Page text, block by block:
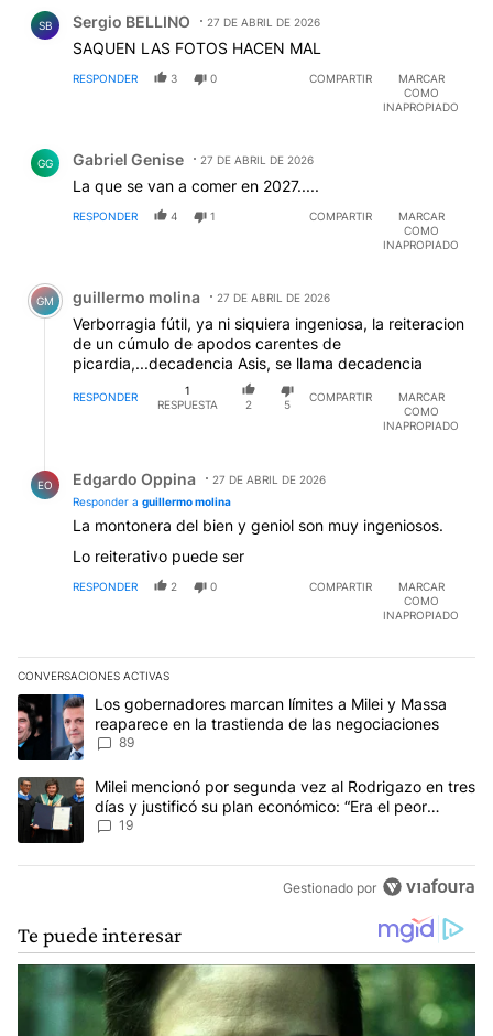
SB Sergio BELLINO 27 DE ABRIL DE 2026
SAQUEN LAS FOTOS HACEN MAL
RESPONDER 3 0 COMPARTIR
MARCAR
COMO
INAPROPIADO
GG Gabriel Genise 27 DE ABRIL DE 2026
La que se van a comer en 2027.....
RESPONDER 4 1 COMPARTIR
MARCAR
COMO
INAPROPIADO
Comentario de guillermo molina.
GM guillermo molina 27 DE ABRIL DE 2026
Verborragia fútil, ya ni siquiera ingeniosa, la reiteracion
de un cúmulo de apodos carentes de
picardia,...decadencia Asis, se llama decadencia
RESPONDER
1
RESPUESTA
2 5
COMPARTIR
MARCAR
COMO
INAPROPIADO
EO Edgardo Oppina
27 DE ABRIL DE 2026
Responder a guillermo molina
La montonera del bien y geniol son muy ingeniosos.
Lo reiterativo puede ser
RESPONDER 2 0 COMPARTIR
MARCAR
COMO
INAPROPIADO
CONVERSACIONES ACTIVAS
Este listado muestra los artículos con más comentarios en los
Un artículo de tendencia con el título "Los gobernadores
Los gobernadores marcan límites a Milei y Massa
reaparece en la trastienda de las negociaciones
89
Un artículo de tendencia con el título "Milei mencionó por
Milei mencionó por segunda vez al Rodrigazo en tres
días y justificó su plan económico: “Era el peor
escenario posible”
19
Gestionado por